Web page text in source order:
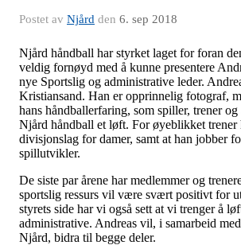
Postet av Njård den 6. sep 2018
Njård håndball har styrket laget for foran
veldig fornøyd med å kunne presentere
nye Sportslig og administrative leder.
Kristiansand. Han er opprinnelig fotograf,
hans håndballerfaring, som spiller, trener
Njård håndball et løft. For øyeblikket trener
divisjonslag for damer, samt at han jobber
spillutvikler.
De siste par årene har medlemmer og
sportslig ressurs vil være svært positivt for
styrets side har vi også sett at vi trenger å
administrative. Andreas vil, i samarbeid
Njård, bidra til begge deler.